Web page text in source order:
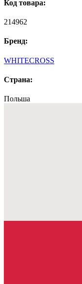
Код товара:
214962
Бренд:
WHITECROSS
Страна:
Польша